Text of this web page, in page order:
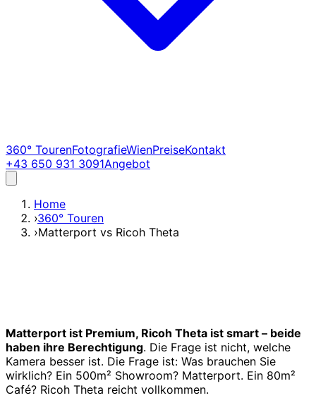
360° TourenFotografieWienPreiseKontakt
+43 650 931 3091Angebot
Home
›360° Touren
›Matterport vs Ricoh Theta
Matterport ist Premium, Ricoh Theta ist smart – beide
haben ihre Berechtigung. Die Frage ist nicht, welche
Kamera besser ist. Die Frage ist: Was brauchen Sie
wirklich? Ein 500m² Showroom? Matterport. Ein 80m²
Café? Ricoh Theta reicht vollkommen.